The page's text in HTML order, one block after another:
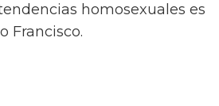
homosexuales es
Francisco.